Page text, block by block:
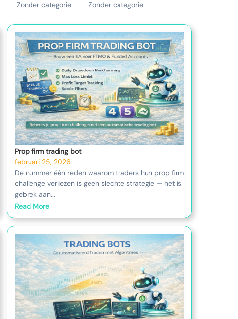
Zonder categorie Zonder categorie
Prop firm trading bot
februari 25, 2026
De nummer één reden waarom traders hun prop firm
challenge verliezen is geen slechte strategie — het is
gebrek aan...
Read More